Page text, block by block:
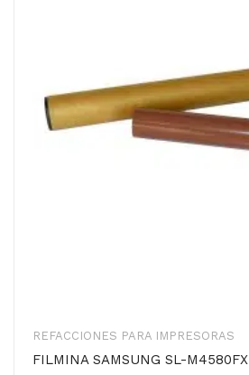
REFACCIONES PARA IMPRESORAS
FILMINA SAMSUNG SL-M4580FX